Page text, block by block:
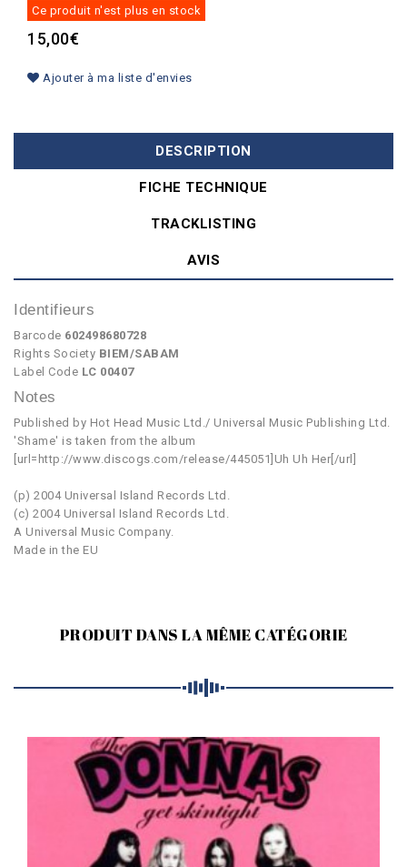
Ce produit n'est plus en stock
15,00€
Ajouter à ma liste d'envies
DESCRIPTION
FICHE TECHNIQUE
TRACKLISTING
AVIS
Identifieurs
Barcode 602498680728
Rights Society BIEM/SABAM
Label Code LC 00407
Notes
Published by Hot Head Music Ltd./ Universal Music Publishing Ltd.
'Shame' is taken from the album
[url=http://www.discogs.com/release/445051]Uh Uh Her[/url]
(p) 2004 Universal Island Records Ltd.
(c) 2004 Universal Island Records Ltd.
A Universal Music Company.
Made in the EU
PRODUIT DANS LA MÊME CATÉGORIE